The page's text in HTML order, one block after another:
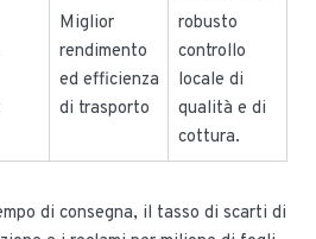
Miglior
rendimento
ed efficienza
di trasporto
robusto
controllo
locale di
qualità e di
cottura.
di consegna, il tasso di scarti di